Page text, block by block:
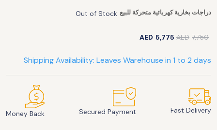
AED 7,750
AED 5,775
دراجات بخارية كهربائية متحركة للبيع Out of Stock
Shipping Availability: Leaves Warehouse in 1 to 2 days
Fast Delivery
Secured Payment
Money Back